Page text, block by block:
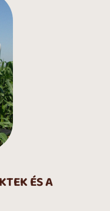
ÉS A